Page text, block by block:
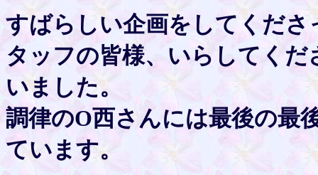
すばらしい企画をしてくだ
タッフの皆様、いらしてく
いました。
調律のO西さんには最後の最
ています。